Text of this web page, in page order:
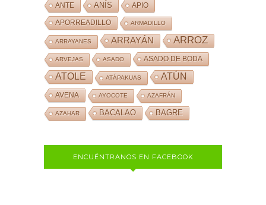
ANTE ANÍS APIO
APORREADILLO ARMADILLO
ARRAYANES ARRAYÁN ARROZ
ARVEJAS ASADO ASADO DE BODA
ATOLE ATÁPAKUAS ATÚN
AVENA AYOCOTE AZAFRÁN
AZAHAR BACALAO BAGRE
ENCUÉNTRANOS EN FACEBOOK